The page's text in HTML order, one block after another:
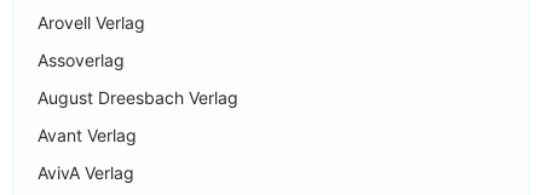
Arovell Verlag
Assoverlag
August Dreesbach Verlag
Avant Verlag
AvivA Verlag